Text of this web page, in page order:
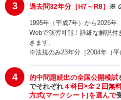
3 過去問32年分［H7～R8］ ※
1995年（平成7年）から2026年
Webで演習可能！詳細な解説
きます。
※法規のみ23年分［2004年（平
4 的中問題続出の全国公開模試
でそれぞれ４科目×全２回無
方式(マークシート)を選んで